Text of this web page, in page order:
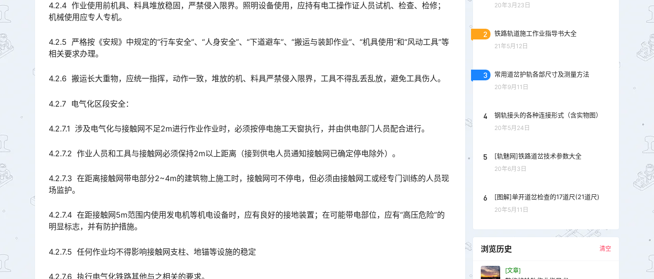
4.2.4 作业使用前机具、料具堆放稳固，严禁侵入限界。照明设备使用，应持有电工操作证人员试机、检查、检修；
机械使用应专人专机。
4.2.5 严格按《安规》中规定的“行车安全”、“人身安全”、“下道避车”、“搬运与装卸作业”、“机具使用”和“风动工具”等
相关要求办理。
4.2.6 搬运长大重物，应统一指挥，动作一致，堆放的机、料具严禁侵入限界，工具不得乱丢乱放，避免工具伤人。
4.2.7 电气化区段安全：
4.2.7.1 涉及电气化与接触网不足2m进行作业作业时，必须按停电施工天窗执行，并由供电部门人员配合进行。
4.2.7.2 作业人员和工具与接触网必须保持2m以上距离（接到供电人员通知接触网已确定停电除外）。
4.2.7.3 在距离接触网带电部分2~4m的建筑物上施工时，接触网可不停电，但必须由接触网工或经专门训练的人员现
场监护。
4.2.7.4 在距接触网5m范围内使用发电机等机电设备时，应有良好的接地装置；在可能带电部位，应有“高压危险”的
明显标志，并有防护措施。
4.2.7.5 任何作业均不得影响接触网支柱、地锚等设施的稳定
4.2.7.6 执行电气化铁路其他与之相关的要求。
20年3月23日
2 铁路轨道施工作业指导书大全
21年5月12日
3 常用道岔护轨各部尺寸及测量方法
20年9月11日
4 钢轨接头的各种连接形式（含实物图）
20年5月24日
5 [轨魅网]铁路道岔技术参数大全
20年6月3日
6 [图解]单开道岔检查的17道尺(21道尺)
20年5月11日
浏览历史 清空
[文章]